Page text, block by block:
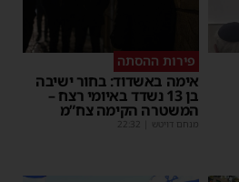
פירות ההסתה
אימה באשדוד: בחור ישיבה
בן 13 נשדד באיומי רצח –
המשטרה הקימה צח”מ
מנחם דויטש 22:32